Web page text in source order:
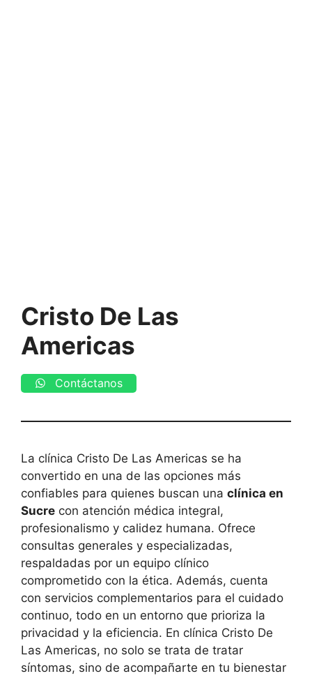
Cristo De Las
Americas
Contáctanos
La clínica Cristo De Las Americas se ha
convertido en una de las opciones más
confiables para quienes buscan una clínica en
Sucre con atención médica integral,
profesionalismo y calidez humana. Ofrece
consultas generales y especializadas,
respaldadas por un equipo clínico
comprometido con la ética. Además, cuenta
con servicios complementarios para el cuidado
continuo, todo en un entorno que prioriza la
privacidad y la eficiencia. En clínica Cristo De
Las Americas, no solo se trata de tratar
síntomas, sino de acompañarte en tu bienestar